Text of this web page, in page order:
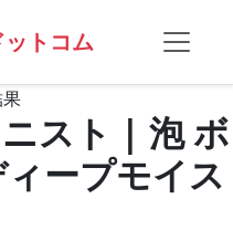
トコム
スト | 泡 ボ
ープモイス